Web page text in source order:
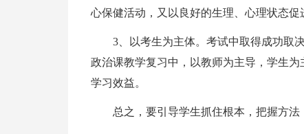
心保健活动，又以良好的生理、心理状态促
3、以考生为主体。考试中取得成功取
政治课教学复习中，以教师为主导，学生
学习效益。
总之，要引导学生抓住根本，把握方法